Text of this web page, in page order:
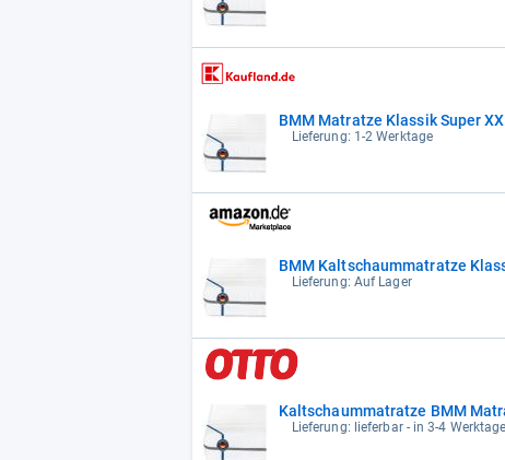
BMM Matratze Klassik Super
Lieferung: 1-2 Werktage
BMM Kaltschaummatratze
Lieferung: Auf Lager
Kaltschaummatratze BMM
Lieferung: lieferbar - in 3-4